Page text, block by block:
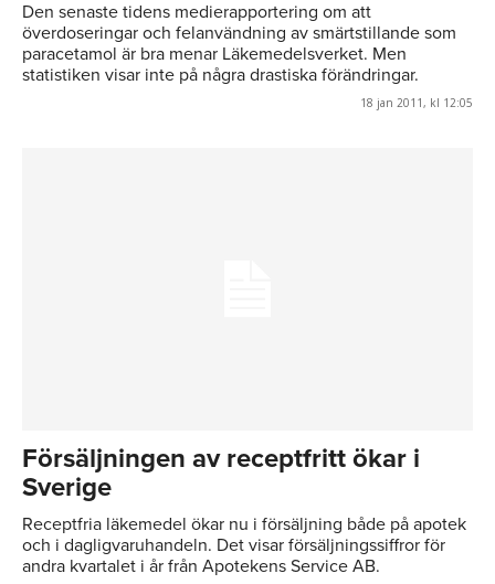
Den senaste tidens medierapportering om att
överdoseringar och felanvändning av smärtstillande som
paracetamol är bra menar Läkemedelsverket. Men
statistiken visar inte på några drastiska förändringar.
18 jan 2011, kl 12:05
Försäljningen av receptfritt ökar i
Sverige
Receptfria läkemedel ökar nu i försäljning både på apotek
och i dagligvaruhandeln. Det visar försäljningssiffror för
andra kvartalet i år från Apotekens Service AB.